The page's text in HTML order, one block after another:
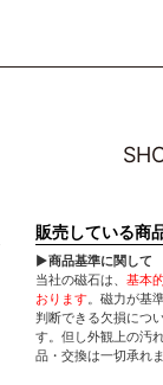
販売している商
▶商品基準に関して
当社の磁石は、 基本
おります。磁力が基
判断できる欠損につ
す。但し外観上の汚
品・交換は一切承れ